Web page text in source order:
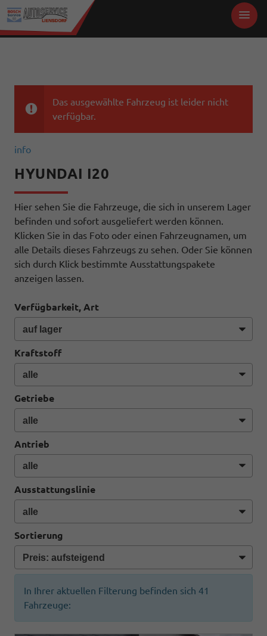
Das ausgewählte Fahrzeug ist leider nicht
verfügbar.
info
HYUNDAI I20
Hier sehen Sie die Fahrzeuge, die sich in unserem Lager
befinden und sofort ausgeliefert werden können.
Klicken Sie in das Foto oder einen Fahrzeugnamen, um
alle Details dieses Fahrzeugs zu sehen. Oder Sie können
sich durch Klick bestimmte Ausstattungspakete
anzeigen lassen.
Verfügbarkeit, Art
Kraftstoff
Getriebe
Antrieb
Ausstattungslinie
Sortierung
In Ihrer aktuellen Filterung befinden sich 41
Fahrzeuge: